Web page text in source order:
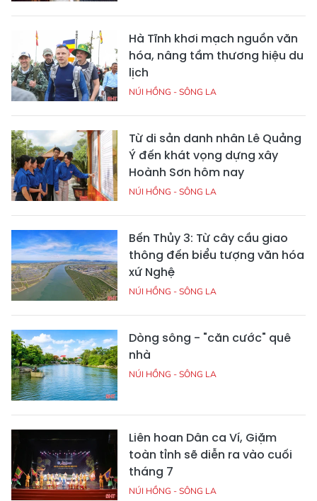
Hà Tĩnh khơi mạch nguồn văn
hóa, nâng tầm thương hiệu du
lịch
NÚI HỒNG - SÔNG LA
Từ di sản danh nhân Lê Quảng
Ý đến khát vọng dựng xây
Hoành Sơn hôm nay
NÚI HỒNG - SÔNG LA
Bến Thủy 3: Từ cây cầu giao
thông đến biểu tượng văn hóa
xứ Nghệ
NÚI HỒNG - SÔNG LA
Dòng sông - "căn cước" quê
nhà
NÚI HỒNG - SÔNG LA
Liên hoan Dân ca Ví, Giặm
toàn tỉnh sẽ diễn ra vào cuối
tháng 7
NÚI HỒNG - SÔNG LA